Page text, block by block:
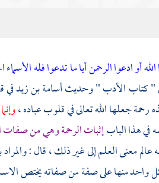
أو ادعوا الرحمن أيا ما تدعوا فله
" كتاب الأدب " وحديثأسامة بن زيدفي
جعلها الله تعالى في قلوب عباده ،
هذا البابإثبات الرحمة وهي من
معنى العلم إلى غير ذلك ، قال :
واحد منها على صفة من صفاته يختص الاسم